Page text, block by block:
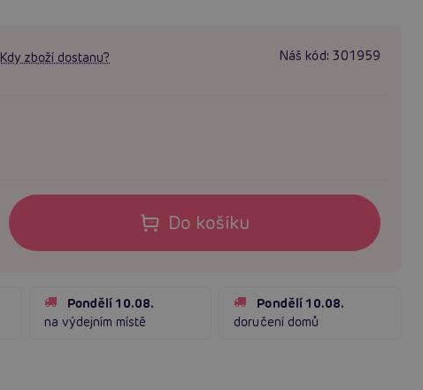
Kdy zboží dostanu? Náš kód: 301959
Do košíku
Pondělí 10.08.
na výdejním místě
Pondělí 10.08.
doručení domů